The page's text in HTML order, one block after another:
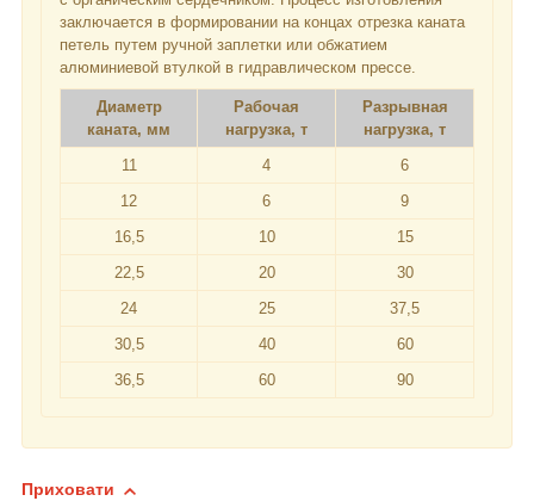
заключается в формировании на концах отрезка каната
петель путем ручной заплетки или обжатием
алюминиевой втулкой в гидравлическом прессе.
Диаметр
каната, мм
Рабочая
нагрузка, т
Разрывная
нагрузка, т
11
4
6
12
6
9
16,5
10
15
22,5
20
30
24
25
37,5
30,5
40
60
36,5
60 90
Приховати